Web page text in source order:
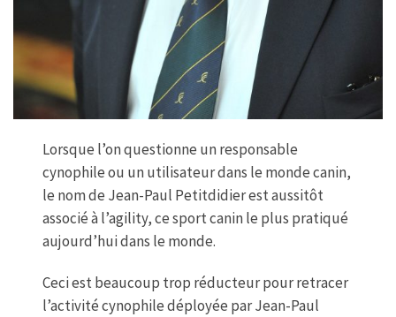
Lorsque l’on questionne un responsable
cynophile ou un utilisateur dans le monde canin,
le nom de Jean-Paul Petitdidier est aussitôt
associé à l’agility, ce sport canin le plus pratiqué
aujourd’hui dans le monde.
Ceci est beaucoup trop réducteur pour retracer
l’activité cynophile déployée par Jean-Paul